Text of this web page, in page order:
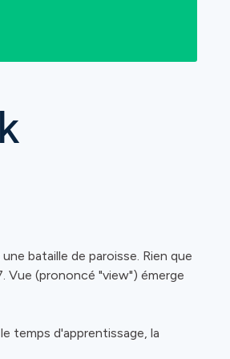
bataille de paroisse. Rien que
Vue (prononcé "view") émerge
temps d'apprentissage, la